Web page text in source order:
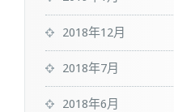
2018年12月
2018年7月
2018年6月